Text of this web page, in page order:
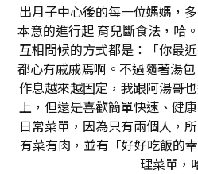
出月子中心後的每一位媽媽，
本意的進行起 育兒斷食法，哈
互相問候的方式都是：「你最
都心有戚戚焉啊。不過隨著湯
作息越來越固定，我跟阿湯哥
上，但還是喜歡簡單快速、健
日常菜單，因為只有兩個人，
有菜有肉，並有「好好吃飯的
理菜單，